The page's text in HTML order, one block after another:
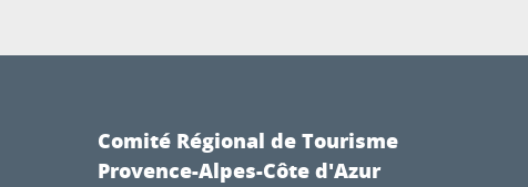
Comité Régional de Tourisme
Provence-Alpes-Côte d'Azur